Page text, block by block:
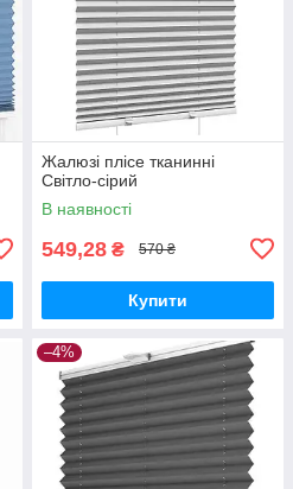
Жалюзі плісе тканинні
Світло-сірий
В наявності
549,28 ₴ 570 ₴
Купити
–4%